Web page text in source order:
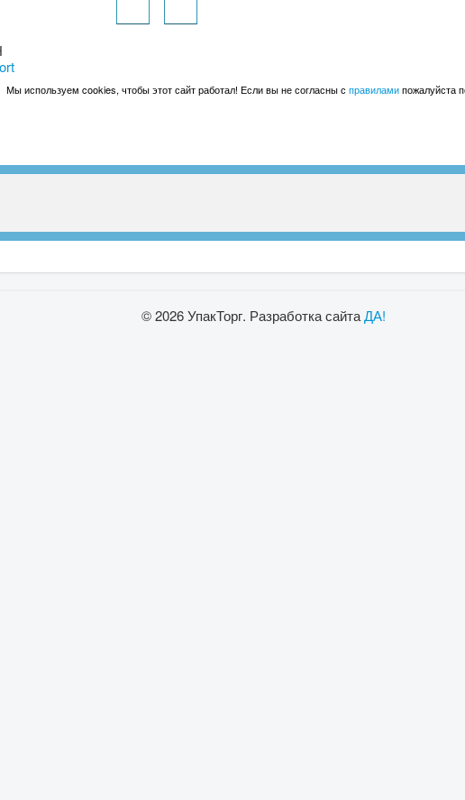
Мы используем cookies, чтобы этот сайт работал! Если вы не согласны с правиламипожалуйста
© 2026 УпакТорг. Разработка сайтаДА!